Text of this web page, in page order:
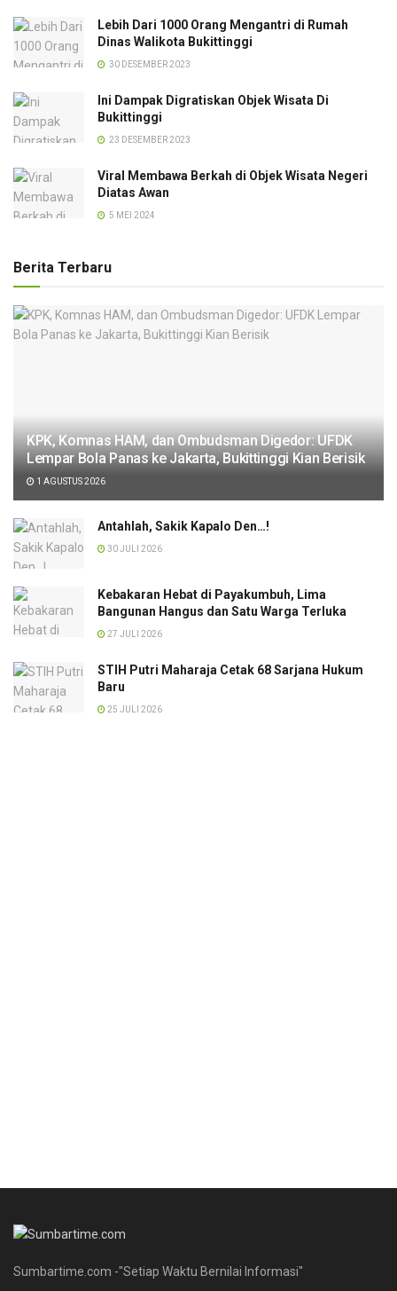
Lebih Dari 1000 Orang Mengantri di Rumah
Dinas Walikota Bukittinggi
30 DESEMBER 2023
Ini Dampak Digratiskan Objek Wisata Di
Bukittinggi
23 DESEMBER 2023
Viral Membawa Berkah di Objek Wisata Negeri
Diatas Awan
5 MEI 2024
Berita Terbaru
KPK, Komnas HAM, dan Ombudsman Digedor: UFDK
Lempar Bola Panas ke Jakarta, Bukittinggi Kian Berisik
1 AGUSTUS 2026
Antahlah, Sakik Kapalo Den…!
30 JULI 2026
Kebakaran Hebat di Payakumbuh, Lima
Bangunan Hangus dan Satu Warga Terluka
27 JULI 2026
STIH Putri Maharaja Cetak 68 Sarjana Hukum
Baru
25 JULI 2026
Sumbartime.com -"Setiap Waktu Bernilai Informasi"